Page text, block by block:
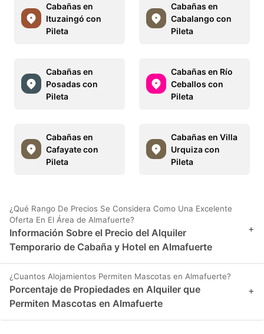
Cabañas en
Ituzaingó con
Pileta
Cabañas en
Cabalango con
Pileta
Cabañas en
Posadas con
Pileta
Cabañas en Río
Ceballos con
Pileta
Cabañas en
Cafayate con
Pileta
Cabañas en Villa
Urquiza con
Pileta
¿Qué Rango De Precios Se Considera Como Una Excelente
Oferta En El Área de Almafuerte?
Información Sobre el Precio del Alquiler
Temporario de Cabaña y Hotel en Almafuerte
+
¿Cuantos Alojamientos Permiten Mascotas en Almafuerte?
Porcentaje de Propiedades en Alquiler que
Permiten Mascotas en Almafuerte
+